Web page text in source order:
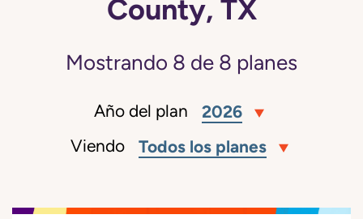
County, TX
Mostrando 8 de 8 planes
Año del plan 2026
Viendo Todos los planes